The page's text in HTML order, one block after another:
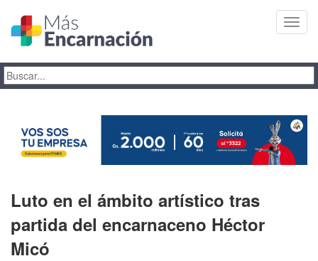
Luto en el ámbito artístico tras
partida del encarnaceno Héctor
Micó